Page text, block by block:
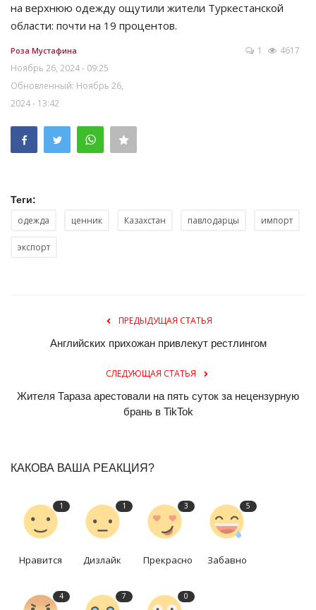
на верхнюю одежду ощутили жители Туркестанской
области: почти на 19 процентов.
Роза Мустафина
Ноябрь 26, 2024 - 09:25
Обновленный: Ноябрь 26,
2024 - 13:42
1 4617
Теги:
одежда ценник Казахстан павлодарцы импорт
экспорт
ПРЕДЫДУЩАЯ СТАТЬЯ
Английских прихожан привлекут рестлингом
СЛЕДУЮЩАЯ СТАТЬЯ
Жителя Тараза арестовали на пять суток за нецензурную
брань в TikTok
КАКОВА ВАША РЕАКЦИЯ?
1
Нравится
1
Дизлайк
3
Прекрасно
5
Забавно
4 7 0